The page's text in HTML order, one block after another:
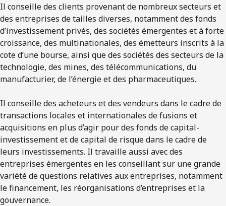
Il conseille des clients provenant de nombreux secteurs et
des entreprises de tailles diverses, notamment des fonds
d’investissement privés, des sociétés émergentes et à forte
croissance, des multinationales, des émetteurs inscrits à la
cote d’une bourse, ainsi que des sociétés des secteurs de la
technologie, des mines, des télécommunications, du
manufacturier, de l’énergie et des pharmaceutiques.
Il conseille des acheteurs et des vendeurs dans le cadre de
transactions locales et internationales de fusions et
acquisitions en plus d’agir pour des fonds de capital-
investissement et de capital de risque dans le cadre de
leurs investissements. Il travaille aussi avec des
entreprises émergentes en les conseillant sur une grande
variété de questions relatives aux entreprises, notamment
le financement, les réorganisations d’entreprises et la
gouvernance.